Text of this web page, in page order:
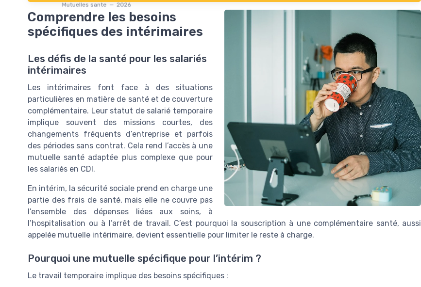
Mutuelles sante — 2026
Comprendre les besoins
spécifiques des intérimaires
Les défis de la santé pour les salariés
intérimaires
Les intérimaires font face à des situations
particulières en matière de santé et de couverture
complémentaire. Leur statut de salarié temporaire
implique souvent des missions courtes, des
changements fréquents d’entreprise et parfois
des périodes sans contrat. Cela rend l’accès à une
mutuelle santé adaptée plus complexe que pour
les salariés en CDI.
En intérim, la sécurité sociale prend en charge une
partie des frais de santé, mais elle ne couvre pas
l’ensemble des dépenses liées aux soins, à
l’hospitalisation ou à l’arrêt de travail. C’est pourquoi la souscription à une complémentaire santé, aussi
appelée mutuelle intérimaire, devient essentielle pour limiter le reste à charge.
Pourquoi une mutuelle spécifique pour l’intérim ?
Le travail temporaire implique des besoins spécifiques :